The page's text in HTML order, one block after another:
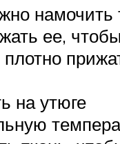
намочить
ее,
на утюге